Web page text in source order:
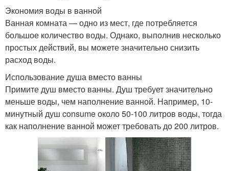
Экономия воды в ванной
Ванная комната — одно из мест, где потребляется
большое количество воды. Однако, выполнив несколько
простых действий, вы можете значительно снизить
расход воды.
Использование душа вместо ванны
Примите душ вместо ванны. Душ требует значительно
меньше воды, чем наполнение ванной. Например, 10-
минутный душ consume около 50-100 литров воды, тогда
как наполнение ванной может требовать до 200 литров.